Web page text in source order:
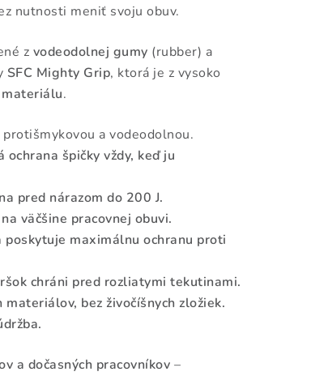
nutnosti meniť svoju obuv.
z vodeodolnej gumy (rubber) a
SFC Mighty Grip, ktorá je z vysoko
.
a vodeodolnou.
špičky vždy, keď ju
pred nárazom do 200 J.
väčšine pracovnej obuvi.
poskytuje maximálnu ochranu proti
chráni pred rozliatymi tekutinami.
materiálov, bez živočíšnych zložiek.
a dočasných pracovníkov –